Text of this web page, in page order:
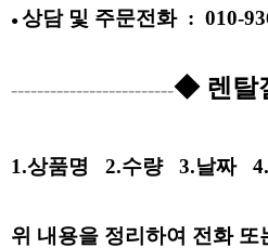
● 상담 및 주문전화 : 010-
-------------------------◆ 렌탈
1.상품명 2.수량 3.날짜
위 내용을 정리하여 전화